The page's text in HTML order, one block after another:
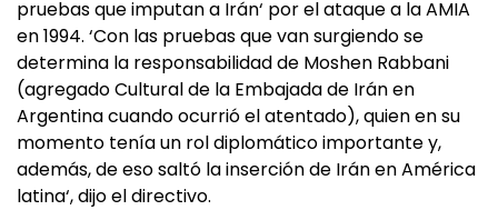
pruebas que imputan a Irán‘ por el ataque a la AMIA
en 1994. ‘Con las pruebas que van surgiendo se
determina la responsabilidad de Moshen Rabbani
(agregado Cultural de la Embajada de Irán en
Argentina cuando ocurrió el atentado), quien en su
momento tenía un rol diplomático importante y,
además, de eso saltó la inserción de Irán en América
latina‘, dijo el directivo.